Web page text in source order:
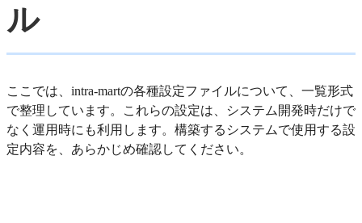
ル
ここでは、intra-martの各種設定ファイルについて、一覧形式
で整理しています。これらの設定は、システム開発時だけで
なく運用時にも利用します。構築するシステムで使用する設
定内容を、あらかじめ確認してください。